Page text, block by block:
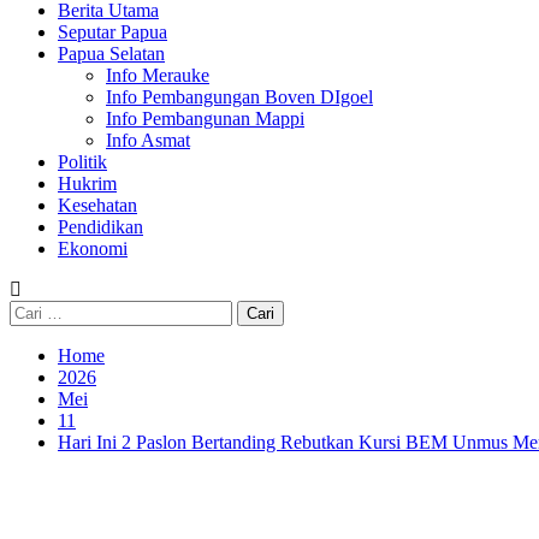
Berita Utama
Seputar Papua
Papua Selatan
Info Merauke
Info Pembangungan Boven DIgoel
Info Pembangunan Mappi
Info Asmat
Politik
Hukrim
Kesehatan
Pendidikan
Ekonomi
Cari
untuk:
Home
2026
Mei
11
Hari Ini 2 Paslon Bertanding Rebutkan Kursi BEM Unmus